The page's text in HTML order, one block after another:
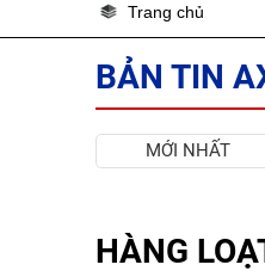
Trang chủ
BẢN TIN
MỚI NHẤT
HÀNG